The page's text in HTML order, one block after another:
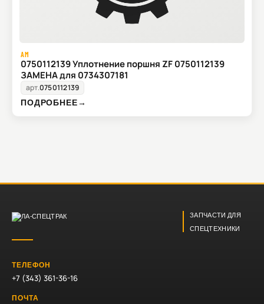
AM
0750112139 Уплотнение поршня ZF 0750112139
ЗАМЕНА для 0734307181
арт.0750112139
ПОДРОБНЕЕ→
ЗАПЧАСТИ ДЛЯ
СПЕЦТЕХНИКИ
ТЕЛЕФОН
+7 (343) 361-36-16
ПОЧТА